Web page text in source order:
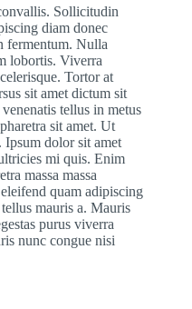
Sollicitudin
diam donec
fermentum. Nulla
lobortis. Viverra
Tortor at
sit amet dictum sit
tellus in metus
sit amet. Ut
Ipsum dolor sit amet
mi quis. Enim
massa massa
quam adipiscing
mauris a. Mauris
purus viverra
nunc congue nisi